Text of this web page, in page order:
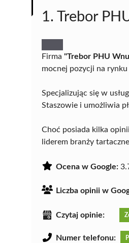
1. Trebor
Firma "Trebor PHU
mocnej pozycji na
Specjalizując się w
Staszowie i umożliwia
Choć posiada kilka
liderem branży
Ocena w Google:
Liczba opinii w
Czytaj opinie:
Numer telefonu: